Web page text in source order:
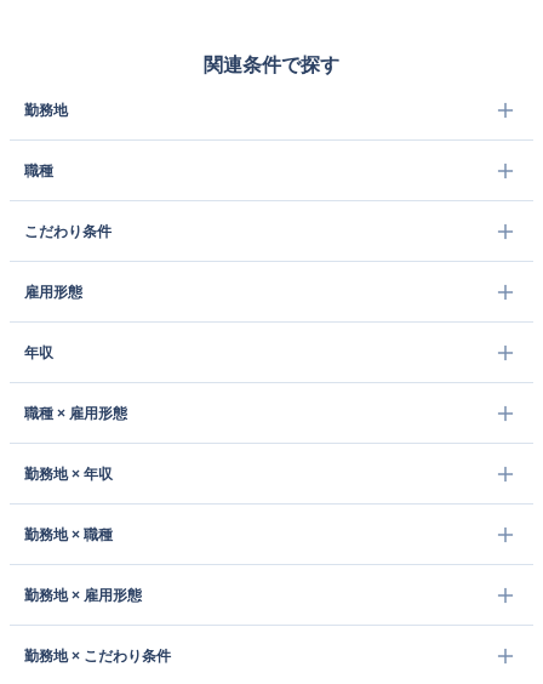
関連条件で探す
勤務地
職種
こだわり条件
雇用形態
年収
職種 × 雇用形態
勤務地 × 年収
勤務地 × 職種
勤務地 × 雇用形態
勤務地 × こだわり条件